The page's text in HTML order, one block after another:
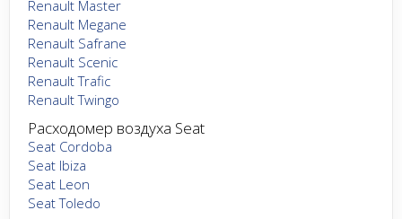
Renault Master
Renault Megane
Renault Safrane
Renault Scenic
Renault Trafic
Renault Twingo
Расходомер воздуха Seat
Seat Cordoba
Seat Ibiza
Seat Leon
Seat Toledo